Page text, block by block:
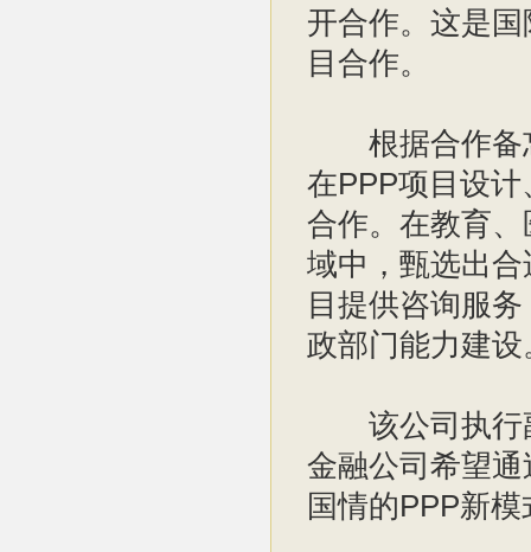
开合作。这是
目合作。
根据合作备忘
在PPP项目设
合作。在教育
域中，甄选出
目提供咨询服
政部门能力建设
该公司执行副
金融公司希望
国情的PPP新